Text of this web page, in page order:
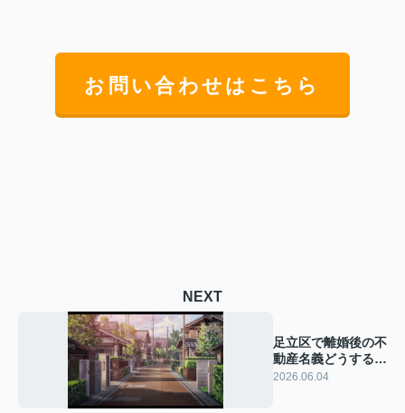
お問い合わせはこちら
NEXT
足立区で離婚後の不
動産名義どうする？
住み替えと売却の進
2026.06.04